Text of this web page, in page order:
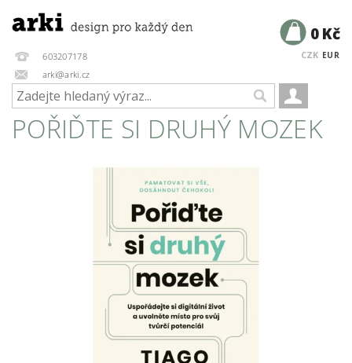
603207178
arki@arki.cz
CZK EUR
0 Kč
POŘIĎTE SI DRUHÝ MOZEK